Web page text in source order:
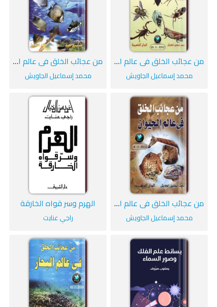
من عجائب الخلق في عالم الحشرات
محمد إسماعيل الجاويش
من عجائب الخلق في عالم الأسماك
محمد إسماعيل الجاويش
من عجائب الخلق في عالم الحيوان
محمد إسماعيل الجاويش
الهرم وسر قواه الخارقة
راجي عنايت